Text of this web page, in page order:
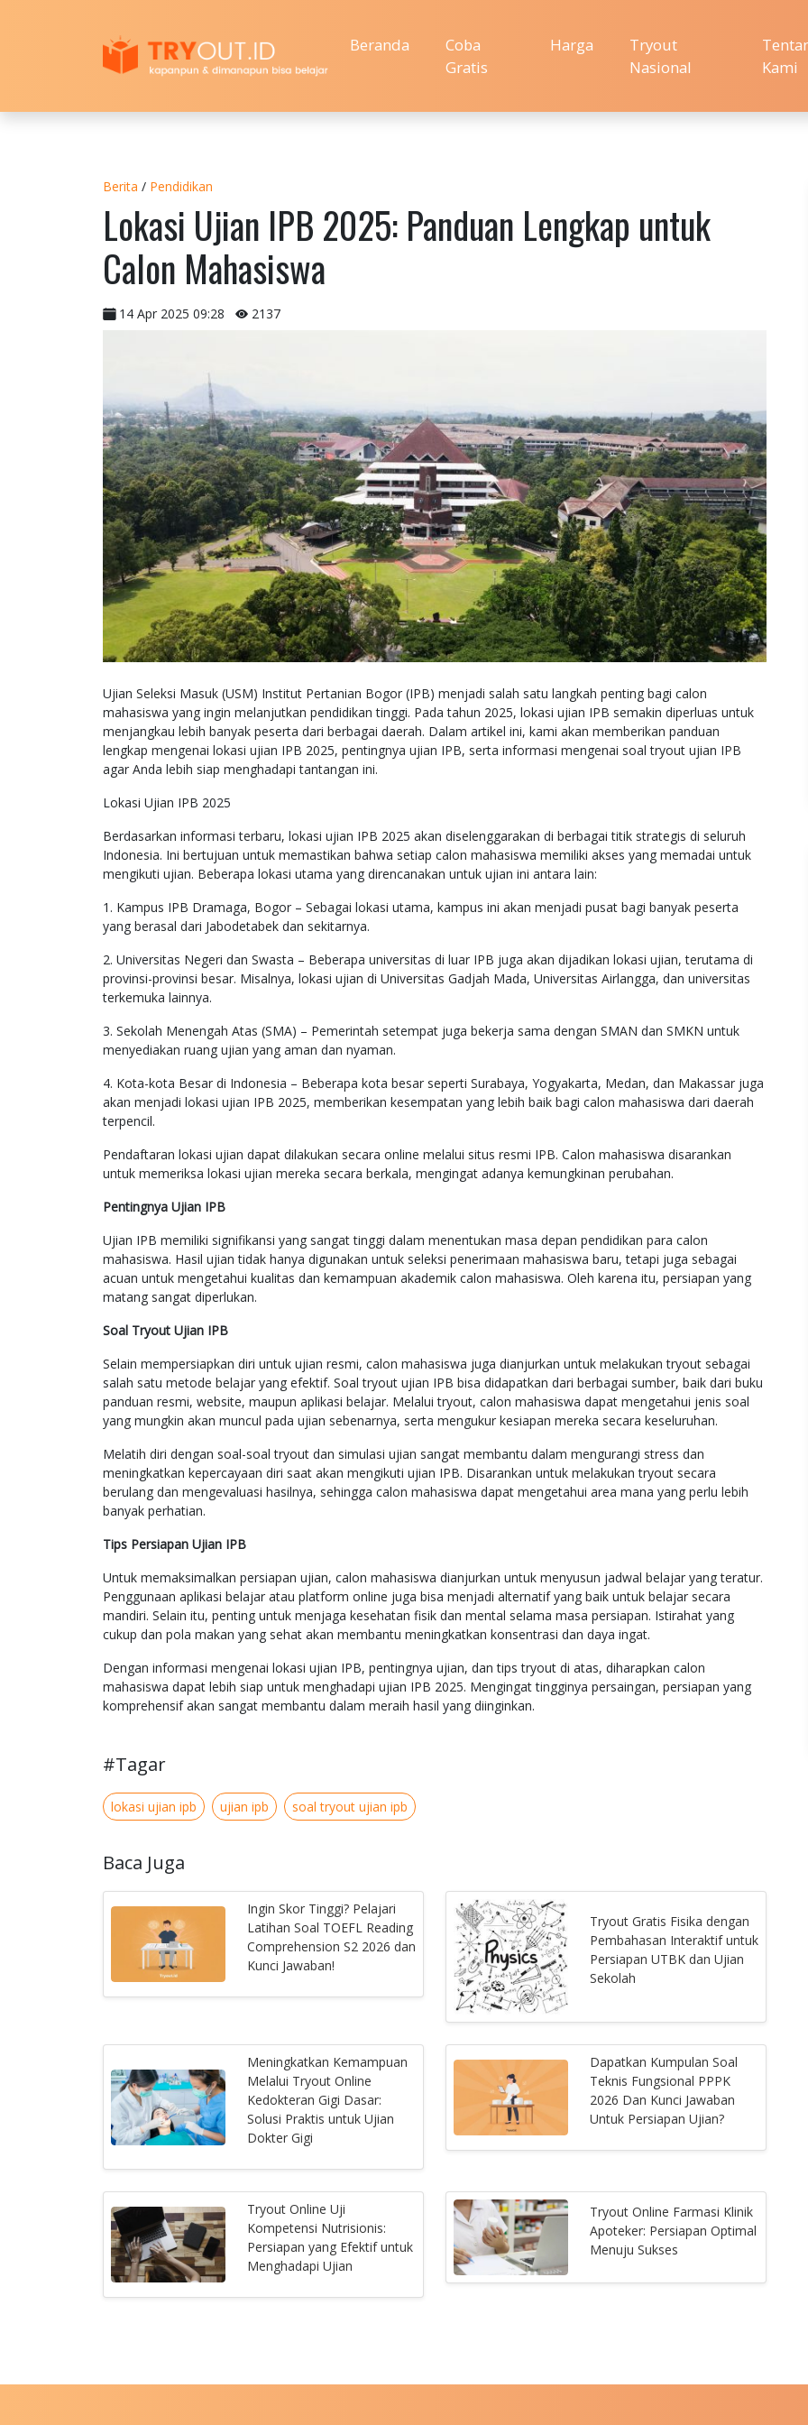
Beranda
Coba
Gratis
Harga
Tryout
Nasional
Kami
Berita / Pendidikan
Lokasi Ujian IPB 2025: Panduan Lengkap untuk
Calon Mahasiswa
14 Apr 2025 09:28 2137
Ujian Seleksi Masuk (USM) Institut Pertanian Bogor (IPB) menjadi salah satu langkah penting bagi calon
mahasiswa yang ingin melanjutkan pendidikan tinggi. Pada tahun 2025, lokasi ujian IPB semakin diperluas untuk
menjangkau lebih banyak peserta dari berbagai daerah. Dalam artikel ini, kami akan memberikan panduan
lengkap mengenai lokasi ujian IPB 2025, pentingnya ujian IPB, serta informasi mengenai soal tryout ujian IPB
agar Anda lebih siap menghadapi tantangan ini.
Lokasi Ujian IPB 2025
Berdasarkan informasi terbaru, lokasi ujian IPB 2025 akan diselenggarakan di berbagai titik strategis di seluruh
Indonesia. Ini bertujuan untuk memastikan bahwa setiap calon mahasiswa memiliki akses yang memadai untuk
mengikuti ujian. Beberapa lokasi utama yang direncanakan untuk ujian ini antara lain:
1. Kampus IPB Dramaga, Bogor – Sebagai lokasi utama, kampus ini akan menjadi pusat bagi banyak peserta
yang berasal dari Jabodetabek dan sekitarnya.
2. Universitas Negeri dan Swasta – Beberapa universitas di luar IPB juga akan dijadikan lokasi ujian, terutama di
provinsi-provinsi besar. Misalnya, lokasi ujian di Universitas Gadjah Mada, Universitas Airlangga, dan universitas
terkemuka lainnya.
3. Sekolah Menengah Atas (SMA) – Pemerintah setempat juga bekerja sama dengan SMAN dan SMKN untuk
menyediakan ruang ujian yang aman dan nyaman.
4. Kota-kota Besar di Indonesia – Beberapa kota besar seperti Surabaya, Yogyakarta, Medan, dan Makassar juga
akan menjadi lokasi ujian IPB 2025, memberikan kesempatan yang lebih baik bagi calon mahasiswa dari daerah
terpencil.
Pendaftaran lokasi ujian dapat dilakukan secara online melalui situs resmi IPB. Calon mahasiswa disarankan
untuk memeriksa lokasi ujian mereka secara berkala, mengingat adanya kemungkinan perubahan.
Pentingnya Ujian IPB
Ujian IPB memiliki signifikansi yang sangat tinggi dalam menentukan masa depan pendidikan para calon
mahasiswa. Hasil ujian tidak hanya digunakan untuk seleksi penerimaan mahasiswa baru, tetapi juga sebagai
acuan untuk mengetahui kualitas dan kemampuan akademik calon mahasiswa. Oleh karena itu, persiapan yang
matang sangat diperlukan.
Soal Tryout Ujian IPB
Selain mempersiapkan diri untuk ujian resmi, calon mahasiswa juga dianjurkan untuk melakukan tryout sebagai
salah satu metode belajar yang efektif. Soal tryout ujian IPB bisa didapatkan dari berbagai sumber, baik dari buku
panduan resmi, website, maupun aplikasi belajar. Melalui tryout, calon mahasiswa dapat mengetahui jenis soal
yang mungkin akan muncul pada ujian sebenarnya, serta mengukur kesiapan mereka secara keseluruhan.
Melatih diri dengan soal-soal tryout dan simulasi ujian sangat membantu dalam mengurangi stress dan
meningkatkan kepercayaan diri saat akan mengikuti ujian IPB. Disarankan untuk melakukan tryout secara
berulang dan mengevaluasi hasilnya, sehingga calon mahasiswa dapat mengetahui area mana yang perlu lebih
banyak perhatian.
Tips Persiapan Ujian IPB
Untuk memaksimalkan persiapan ujian, calon mahasiswa dianjurkan untuk menyusun jadwal belajar yang teratur.
Penggunaan aplikasi belajar atau platform online juga bisa menjadi alternatif yang baik untuk belajar secara
mandiri. Selain itu, penting untuk menjaga kesehatan fisik dan mental selama masa persiapan. Istirahat yang
cukup dan pola makan yang sehat akan membantu meningkatkan konsentrasi dan daya ingat.
Dengan informasi mengenai lokasi ujian IPB, pentingnya ujian, dan tips tryout di atas, diharapkan calon
mahasiswa dapat lebih siap untuk menghadapi ujian IPB 2025. Mengingat tingginya persaingan, persiapan yang
komprehensif akan sangat membantu dalam meraih hasil yang diinginkan.
#Tagar
lokasi ujian ipb ujian ipb soal tryout ujian ipb
Baca Juga
Ingin Skor Tinggi? Pelajari
Latihan Soal TOEFL Reading
Comprehension S2 2026 dan
Kunci Jawaban!
Tryout Gratis Fisika dengan
Pembahasan Interaktif untuk
Persiapan UTBK dan Ujian
Sekolah
Meningkatkan Kemampuan
Melalui Tryout Online
Kedokteran Gigi Dasar:
Solusi Praktis untuk Ujian
Dokter Gigi
Dapatkan Kumpulan Soal
Teknis Fungsional PPPK
2026 Dan Kunci Jawaban
Untuk Persiapan Ujian?
Tryout Online Uji
Kompetensi Nutrisionis:
Persiapan yang Efektif untuk
Menghadapi Ujian
Tryout Online Farmasi Klinik
Apoteker: Persiapan Optimal
Menuju Sukses